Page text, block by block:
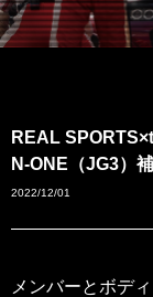
REAL
N-ONE（JG3）
2022/12/01
メンバーとボデ